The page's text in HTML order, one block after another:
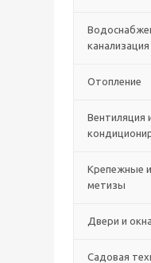
канализация
Отопление
Вентиляция
Крепежные
метизы
Двери и окна
Садовая